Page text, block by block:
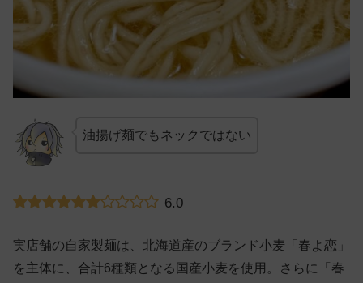
油揚げ麺でもネックではない
6.0
実店舗の自家製麺は、北海道産のブランド小麦「春よ恋」
を主体に、合計6種類となる国産小麦を使用。さらに「春